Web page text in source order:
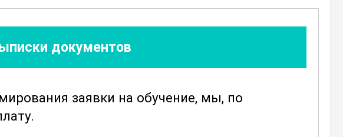
с
им лучше
документов
заявки на обучение, мы, по